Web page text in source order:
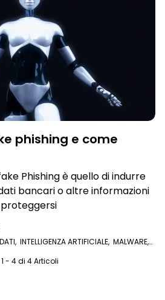
phishing e come
Phishing è quello di indurre
bancari o altre informazioni
, INTELLIGENZA ARTIFICIALE, MALWARE,
1 - 4 di 4 Articoli